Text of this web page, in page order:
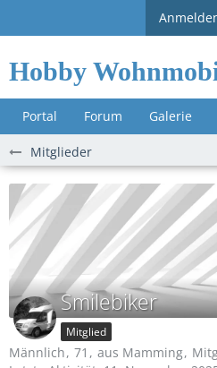
Hobby
Portal Forum Galerie
Mitglieder
Smilebiker
Mitglied
Männlich 71 aus Mamming